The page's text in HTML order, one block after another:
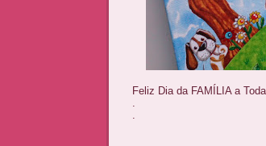
Feliz Dia da FAMÍLIA a
.
.